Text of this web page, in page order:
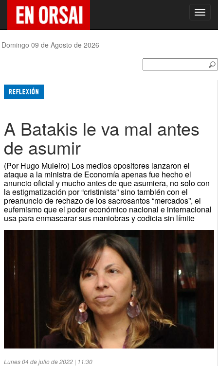
Domingo 09 de Agosto de 2026
REFLEXIÓN
A Batakis le va mal antes
de asumir
(Por Hugo Muleiro) Los medios opositores lanzaron el
ataque a la ministra de Economía apenas fue hecho el
anuncio oficial y mucho antes de que asumiera, no solo con
la estigmatización por “cristinista” sino también con el
preanuncio de rechazo de los sacrosantos “mercados”, el
eufemismo que el poder económico nacional e internacional
usa para enmascarar sus maniobras y codicia sin límite
Lunes 04 de julio de 2022 | 11:30